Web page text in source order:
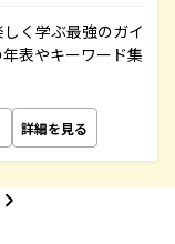
く学ぶ最強のガイ
表やキーワード集
詳細を見る